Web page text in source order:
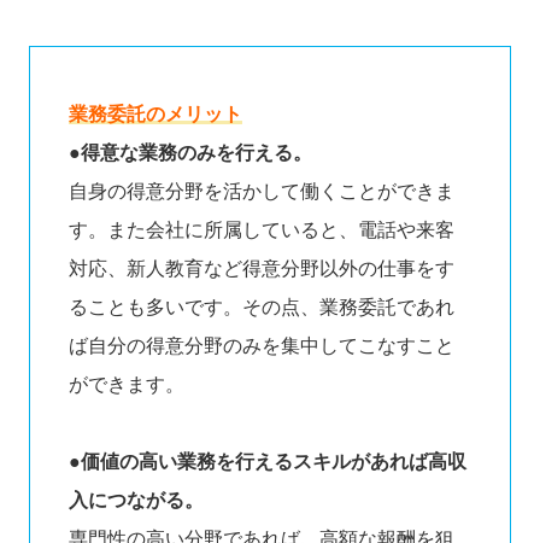
業務委託のメリット
●得意な業務のみを行える。
自身の得意分野を活かして働くことができま
す。また会社に所属していると、電話や来客
対応、新人教育など得意分野以外の仕事をす
ることも多いです。その点、業務委託であれ
ば自分の得意分野のみを集中してこなすこと
ができます。
●価値の高い業務を行えるスキルがあれば高収
入につながる。
専門性の高い分野であれば、高額な報酬を狙